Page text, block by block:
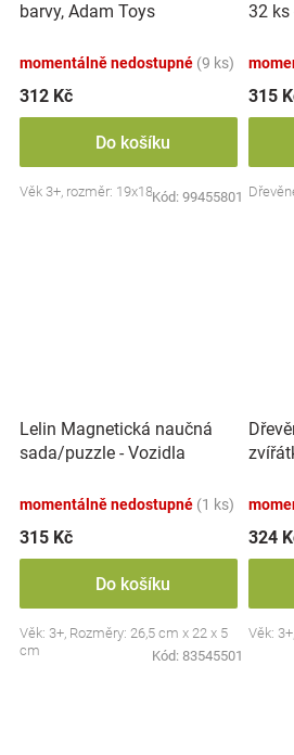
barvy, Adam Toys
momentálně nedostupné (9 ks)
312 Kč
Do košíku
Věk 3+, rozměr: 19x18 cm
Kód: 99455801
32 ks
315
Lelin Magnetická naučná
sada/puzzle - Vozidla
momentálně nedostupné (1 ks)
315 Kč
Do košíku
Věk: 3+, Rozměry: 26,5 cm x 22 x 5
cm
Kód: 83545501
324
Věk: